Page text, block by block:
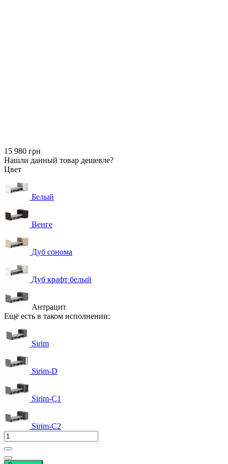
15 980 грн
Нашли данный товар дешевле?
Цвет
Белый
Венге
Дуб сонома
Дуб крафт белый
Антрацит
Ещё есть в таком исполнении:
Sirim
Sirim-D
Sirim-C1
Sirim-C2